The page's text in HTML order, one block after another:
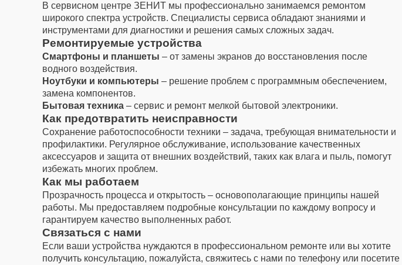
В сервисном центре ЗЕНИТ мы профессионально занимаемся ремонтом
широкого спектра устройств. Специалисты сервиса обладают знаниями и
инструментами для диагностики и решения самых сложных задач.
Ремонтируемые устройства
Смартфоны и планшеты – от замены экранов до восстановления после
водного воздействия.
Ноутбуки и компьютеры – решение проблем с программным обеспечением,
замена компонентов.
Бытовая техника – сервис и ремонт мелкой бытовой электроники.
Как предотвратить неисправности
Сохранение работоспособности техники – задача, требующая внимательности и
профилактики. Регулярное обслуживание, использование качественных
аксессуаров и защита от внешних воздействий, таких как влага и пыль, помогут
избежать многих проблем.
Как мы работаем
Прозрачность процесса и открытость – основополагающие принципы нашей
работы. Мы предоставляем подробные консультации по каждому вопросу и
гарантируем качество выполненных работ.
Связаться с нами
Если ваши устройства нуждаются в профессиональном ремонте или вы хотите
получить консультацию, пожалуйста, свяжитесь с нами по телефону или посетите